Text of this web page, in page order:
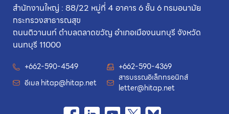
สำนักงานใหญ่ : 88/22 หมู่ที่ 4 อาคาร 6 ชั้น 6 กรมอนามัย
กระทรวงสาธารณสุข
ถนนติวานนท์ ตำบลตลาดขวัญ อำเภอเมืองนนทบุรี จังหวัด
นนทบุรี 11000
+662-590-4549
+662-590-4369
อีเมล hitap@hitap.net
สารบรรณอิเล็กทรอนิกส์
letter@hitap.net